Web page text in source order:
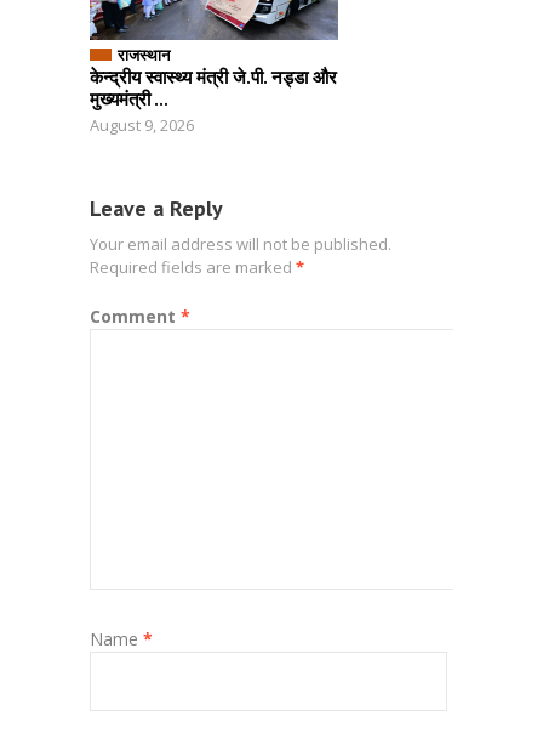
राजस्थान
केन्द्रीय स्वास्थ्य मंत्री जे.पी. नड्डा और
मुख्यमंत्री ...
August 9, 2026
Leave a Reply
Your email address will not be published.
Required fields are marked *
Comment *
Name *